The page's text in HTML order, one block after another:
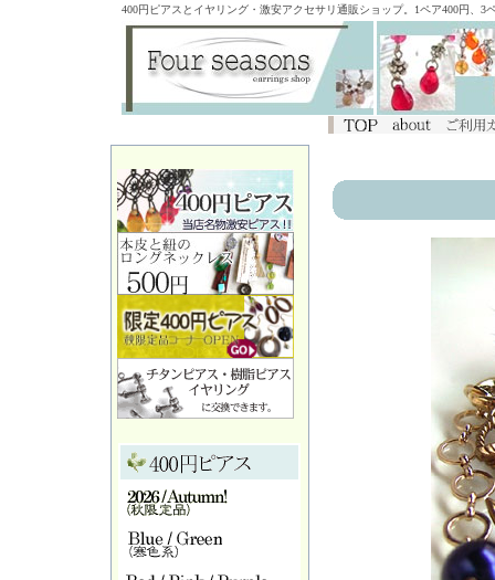
400円ピアスとイヤリング・激安アクセサリ通販ショップ。1ペア400円、